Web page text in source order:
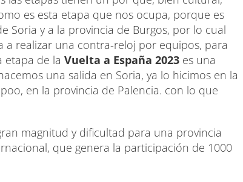
es esta etapa que nos ocupa, porque es
Soria y a la provincia de Burgos, por lo cual
a realizar una contra-reloj por equipos, para
etapa de la Vuelta a España 2023 es una
una salida en Soria, ya lo hicimos en la
en la provincia de Palencia. con lo que
magnitud y dificultad para una provincia
que genera la participación de 1000